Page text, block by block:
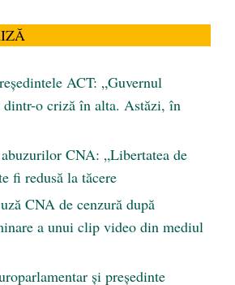
ACT: „Guvernul
dintr-o criză în alta. Astăzi, în
CNA: „Libertatea de
fi redusă la tăcere
CNA de cenzură după
a unui clip video din mediul
și președinte